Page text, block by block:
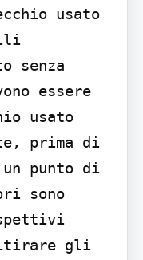
usato
senza
essere
usato
prima di
un punto di
sono
gli